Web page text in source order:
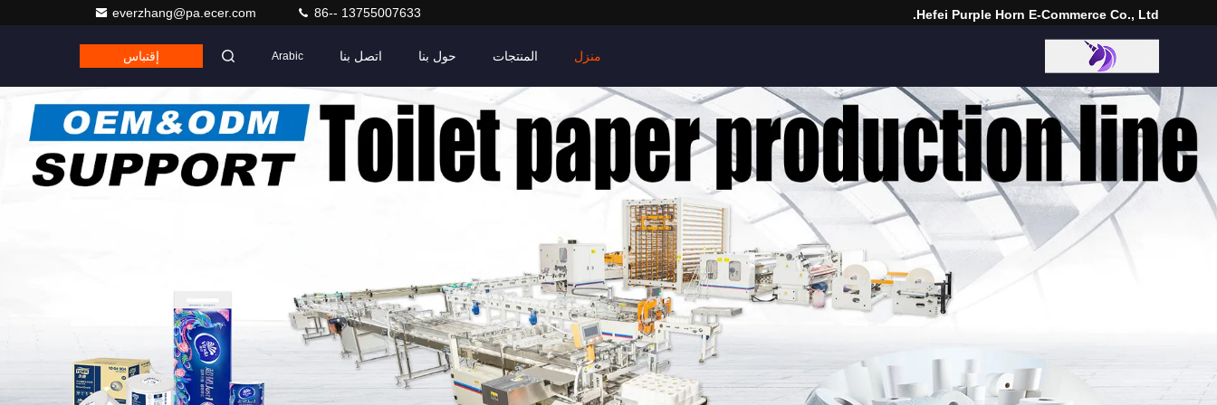
Hefei Purple Horn E-Commerce Co., Ltd.
everzhang@pa.ecer.com 86-- 13755007633
منزل المنتجات حول بنا اتصل بنا Arabic إقتباس